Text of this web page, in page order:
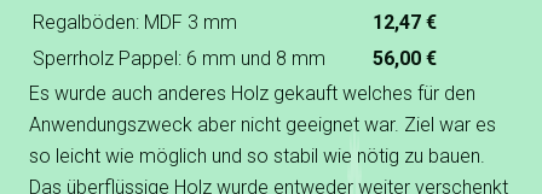
Regalböden: MDF 3 mm
12,47 €
Sperrholz Pappel: 6 mm und 8 mm
56,00 €
Es wurde auch anderes Holz gekauft welches für den
Anwendungszweck aber nicht geeignet war. Ziel war es
so leicht wie möglich und so stabil wie nötig zu bauen.
Das überflüssige Holz wurde entweder weiter verschenkt